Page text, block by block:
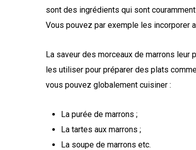
sont des ingrédients qui sont
Vous pouvez par exemple les
La saveur des morceaux de marrons leur
les utiliser pour préparer des plats
vous pouvez globalement cuisiner :
La purée de marrons ;
La tartes aux marrons ;
La soupe de marrons etc.